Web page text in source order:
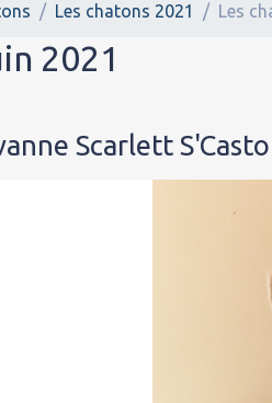
Les chatons 2021 Les
2021
Scarlett